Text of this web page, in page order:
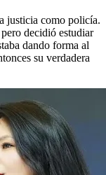
justicia como policía.
decidió estudiar
dando forma al
su verdadera